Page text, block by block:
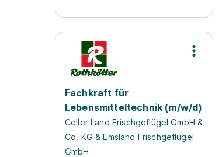
Fachkraft für
Lebensmitteltechnik (m/w/d)
Celler Land Frischgeflügel GmbH &
Co. KG & Emsland Frischgeflügel
GmbH